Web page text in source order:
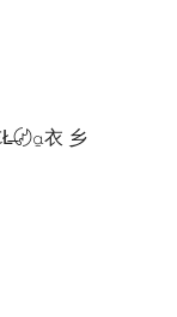
〄⍶衣 乡